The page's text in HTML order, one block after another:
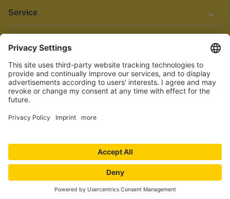
Service
Informationen
Barrierefreiheit
Wir bemühen uns, unsere Website barrierefrei zu gestalten.
Einige Inhalte und Funktionen sind derzeit jedoch noch nicht
vollständig zugänglich. Wenn Sie auf Barrieren stoßen oder Hilfe
benötigen, kontaktieren Sie uns bitte unter service[at]knutzen.de.
Vertrag widerrufen
© 2026 TEBOLO